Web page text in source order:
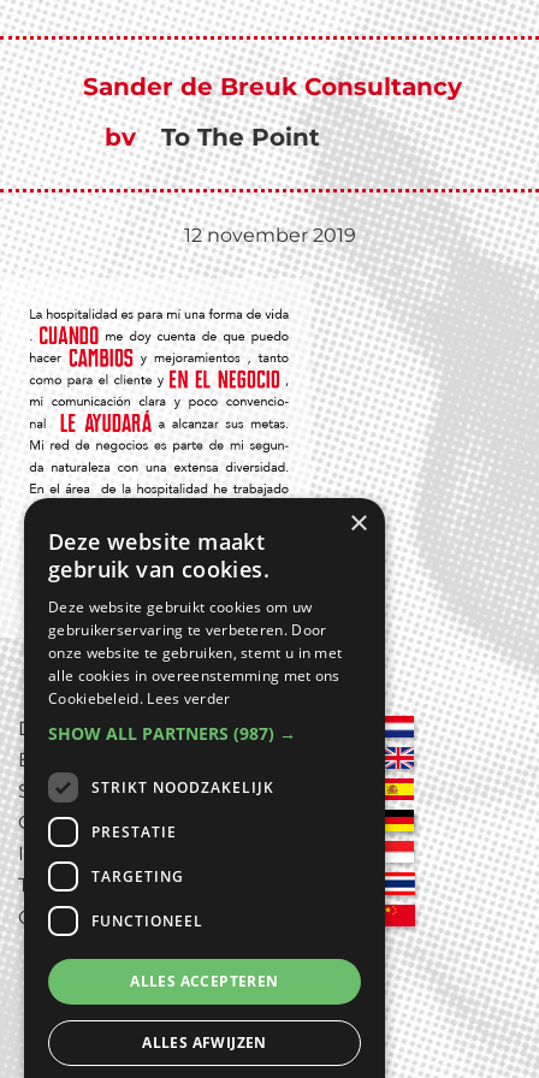
Door
naar
de
hoofd
inhoud
Sander de Breuk Consultancy
bv
To The Point
12 november 2019
Header
Rechts
Dutch
English
Spanish
German
Indonesian
Thai
Chinese
×
Deze website maakt
gebruik van cookies.
Deze website gebruikt cookies om uw
gebruikerservaring te verbeteren. Door
onze website te gebruiken, stemt u in met
alle cookies in overeenstemming met ons
Cookiebeleid. Lees verder
SHOW ALL PARTNERS (987) →
STRIKT NOODZAKELIJK
PRESTATIE
TARGETING
FUNCTIONEEL
ALLES ACCEPTEREN
ALLES AFWIJZEN